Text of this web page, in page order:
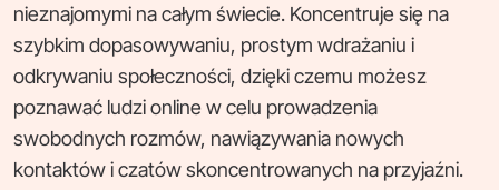
nieznajomymi na całym świecie. Koncentruje się na
szybkim dopasowywaniu, prostym wdrażaniu i
odkrywaniu społeczności, dzięki czemu możesz
poznawać ludzi online w celu prowadzenia
swobodnych rozmów, nawiązywania nowych
kontaktów i czatów skoncentrowanych na przyjaźni.